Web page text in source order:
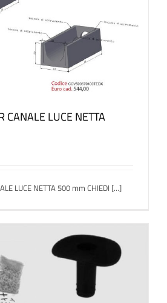
CANALE LUCE NETTA
LUCE NETTA 500 mm CHIEDI [...]